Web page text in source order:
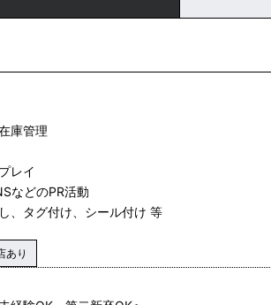
庫管理
レイ
などのPR活動
、タグ付け、シール付け 等
あり